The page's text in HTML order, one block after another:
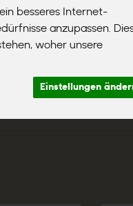
besseres Internet-
anzupassen.
woher unsere
Einstellungen